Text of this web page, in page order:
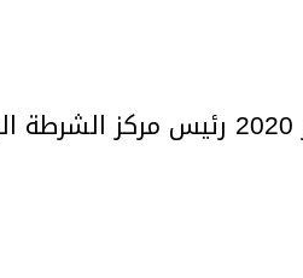
توفي صباح اليوم الخميس 15 اكتوبر 2020